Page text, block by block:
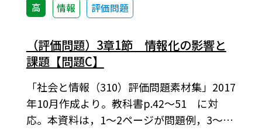
高 情報 評価問題
（評価問題）3章1節 情報化の影響と
課題【問題C】
「社会と情報（310）評価問題素材集」2017
年10月作成より。教科書p.42～51 に対
応。本資料は，1～2ページが問題例，3～4